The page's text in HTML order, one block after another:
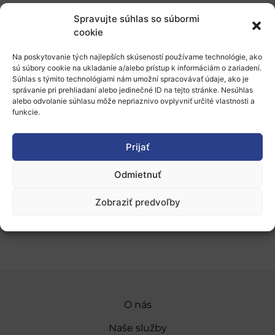
Spravujte súhlas so súbormi
cookie
Na poskytovanie tých najlepších skúseností používame technológie, ako
sú súbory cookie na ukladanie a/alebo prístup k informáciám o zariadení.
Súhlas s týmito technológiami nám umožní spracovávať údaje, ako je
správanie pri prehliadaní alebo jedinečné ID na tejto stránke. Nesúhlas
alebo odvolanie súhlasu môže nepriaznivo ovplyvniť určité vlastnosti a
funkcie.
Prijať
Odmietnuť
Zobraziť predvoľby
podnikatelia, podniky a organizácie občianskej
spoločnosti;
Výstava „Science is Wonderful“
otvorená pre širokú verejnosť a prostredníctvom
praktických experimentov ukáže živé
demonštrácie a osobné diskusie s výskumníkmi,
ako veda ovplyvňuje náš každodenný život.
Podrobnosti o programe a možnostiach účasti budú
nasledujúcich mesiacov.
Viac informácií:
Pridať do Google Kalendára
O nás
Naše služby